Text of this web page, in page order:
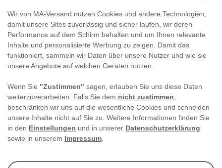
Wir von MA-Versand nutzen Cookies und andere Technologien,
damit unsere Sites zuverlässig und sicher laufen, wir deren
Performance auf dem Schirm behalten und um Ihnen relevante
Inhalte und personalisierte Werbung zu zeigen. Damit das
funktioniert, sammeln wir Daten über unsere Nutzer und wie sie
unsere Angebote auf welchen Geräten nutzen.
Wenn Sie "Zustimmen" sagen, erlauben Sie uns diese Daten
weiterzuverarbeiten. Falls Sie dem nicht zustimmen
beschränken wir uns auf die wesentliche Cookies und schneiden
unsere Inhalte nicht auf Sie zu. Weitere Informationen finden Sie
in den Einstellungen und in unserer Datenschutzerklärung
sowie in unserem Impressum